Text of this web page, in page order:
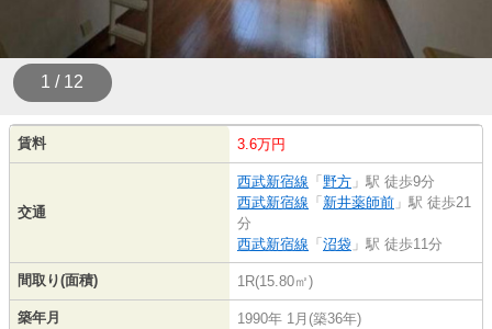
1 / 12
賃料 3.6万円
交通
西武新宿線 「 野方 」駅 徒歩9分
西武新宿線 「 新井薬師前 」駅 徒歩21
分
西武新宿線 「 沼袋 」駅 徒歩11分
間取り(面積) 1R(15.80㎡)
築年月 1990年 1月(築36年)